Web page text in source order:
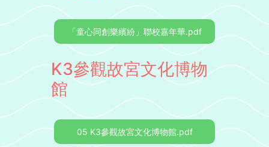
「童心同創樂繽紛」聯校嘉年華.pdf
K3參觀故宮文化博物
館
05 K3參觀故宮文化博物館.pdf